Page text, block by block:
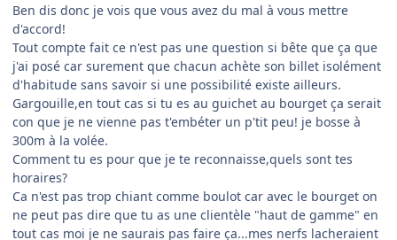
Ben dis donc je vois que vous avez du mal à vous mettre
d'accord!
Tout compte fait ce n'est pas une question si bête que ça que
j'ai posé car surement que chacun achète son billet isolément
d'habitude sans savoir si une possibilité existe ailleurs.
Gargouille,en tout cas si tu es au guichet au bourget ça serait
con que je ne vienne pas t'embéter un p'tit peu! je bosse à
300m à la volée.
Comment tu es pour que je te reconnaisse,quels sont tes
horaires?
Ca n'est pas trop chiant comme boulot car avec le bourget on
ne peut pas dire que tu as une clientèle "haut de gamme" en
tout cas moi je ne saurais pas faire ça...mes nerfs lacheraient